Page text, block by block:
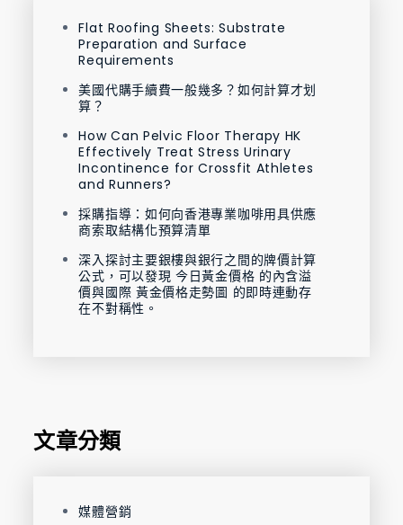
Flat Roofing Sheets: Substrate
Preparation and Surface
Requirements
美國代購手續費一般幾多？如何計算才划
算？
How Can Pelvic Floor Therapy HK
Effectively Treat Stress Urinary
Incontinence for Crossfit Athletes
and Runners?
採購指導：如何向香港專業咖啡用具供應
商索取結構化預算清單
深入探討主要銀樓與銀行之間的牌價計算
公式，可以發現 今日黃金價格 的內含溢
價與國際 黃金價格走勢圖 的即時連動存
在不對稱性。
文章分類
媒體營銷